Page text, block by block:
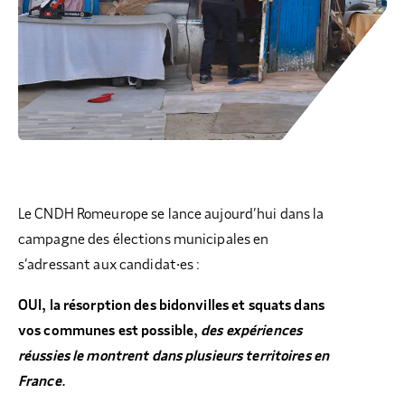
Le CNDH Romeurope se lance aujourd’hui dans la
campagne des élections municipales en
s’adressant aux candidat·es :
OUI, la résorption des bidonvilles et squats dans
vos communes est possible, des expériences
réussies le montrent dans plusieurs territoires en
France.